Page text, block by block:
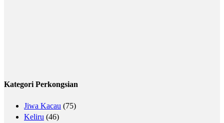
Kategori Perkongsian
Jiwa Kacau (75)
Keliru (46)